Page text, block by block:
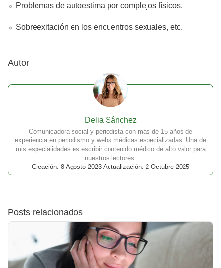
Problemas de autoestima por complejos físicos.
Sobreexitación en los encuentros sexuales, etc.
Autor
Delia Sánchez
Comunicadora social y periodista con más de 15 años de
experiencia en periodismo y webs médicas especializadas. Una de
mis especialidades es escribir contenido médico de alto valor para
nuestros lectores.
Creación: 8 Agosto 2023 Actualización: 2 Octubre 2025
Posts relacionados